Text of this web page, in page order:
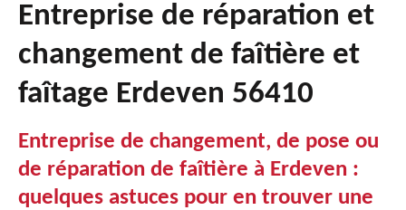
Entreprise de réparation et
changement de faîtière et
faîtage Erdeven 56410
Entreprise de changement, de pose ou
de réparation de faîtière à Erdeven :
quelques astuces pour en trouver une